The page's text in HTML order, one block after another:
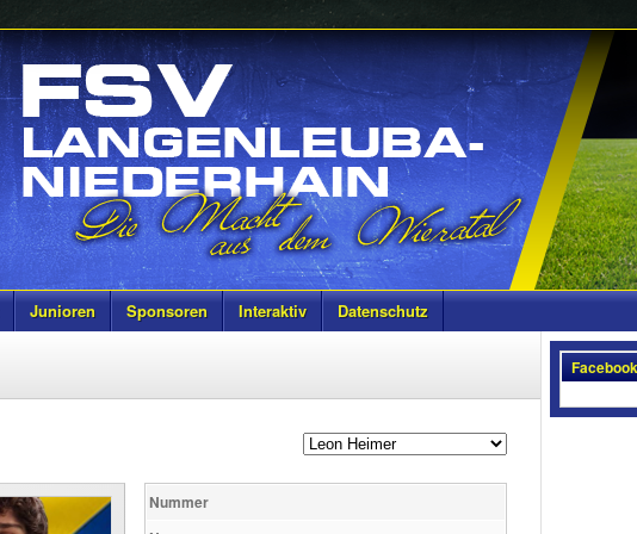
Junioren Sponsoren Interaktiv Datenschutz
Nummer
Facebook